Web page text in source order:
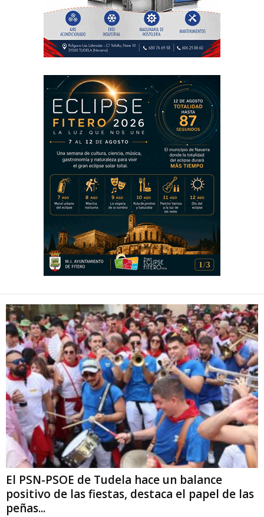
El PSN-PSOE de Tudela hace un balance
positivo de las fiestas, destaca el papel de las
peñas...